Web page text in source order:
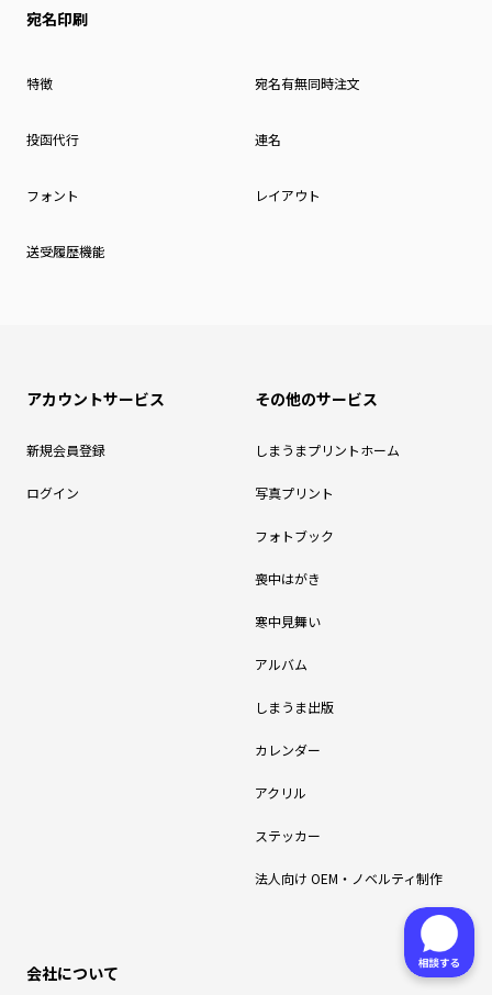
宛名印刷
特徴 宛名有無同時注文
投函代行 連名
フォント レイアウト
送受履歴機能
アカウントサービス
新規会員登録
ログイン
その他のサービス
しまうまプリントホーム
写真プリント
フォトブック
喪中はがき
寒中見舞い
アルバム
しまうま出版
カレンダー
アクリル
ステッカー
法人向け OEM・ノベルティ制作
会社について